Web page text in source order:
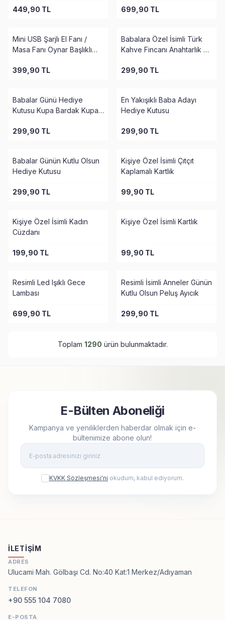
449,90 TL 699,90 TL
Mini USB Şarjlı El Fanı /
Masa Fanı Oynar Başlıklı
399,90 TL
Babalara Özel İsimli Türk
Kahve Fincanı Anahtarlık Ve
299,90 TL
Babalar Günü Hediye
Kutusu Kupa Bardak Kupa
299,90 TL
En Yakışıklı Baba Adayı
Hediye Kutusu
299,90 TL
Babalar Günün Kutlu Olsun
Hediye Kutusu
299,90 TL
Kişiye Özel İsimli Çıtçıt
Kaplamalı Kartlık
99,90 TL
Kişiye Özel İsimli Kadın
Cüzdanı
199,90 TL
Kişiye Özel İsimli Kartlık
99,90 TL
Resimli Led Işıklı Gece
Lambası
699,90 TL
Resimli İsimli Anneler Günün
Kutlu Olsun Peluş Ayıcık
299,90 TL
Toplam 1290 ürün bulunmaktadır.
E-Bülten Aboneliği
Kampanya ve yeniliklerden haberdar olmak için e-
bültenimize abone olun!
KVKK Sözleşmesi'ni okudum, kabul ediyorum.
İLETIŞIM
ADRES
Ulucami Mah. Gölbaşı Cd. No:40 Kat:1 Merkez/Adıyaman
TELEFON
+90 555 104 7080
E-POSTA